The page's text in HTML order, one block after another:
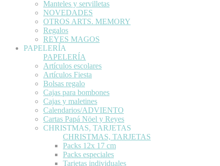
Manteles y servilletas
NOVEDADES
OTROS ARTS. MEMORY
Regalos
REYES MAGOS
PAPELERÍA
PAPELERÍA
Artículos escolares
Artículos Fiesta
Bolsas regalo
Cajas para bombones
Cajas y maletines
Calendarios/ADVIENTO
Cartas Papá Nöel y Reyes
CHRISTMAS, TARJETAS
CHRISTMAS, TARJETAS
Packs 12x 17 cm
Packs especiales
Tarjetas individuales